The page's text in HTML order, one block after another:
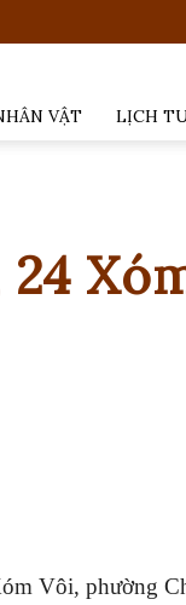
VẬT LỊCH
Vôi, phường